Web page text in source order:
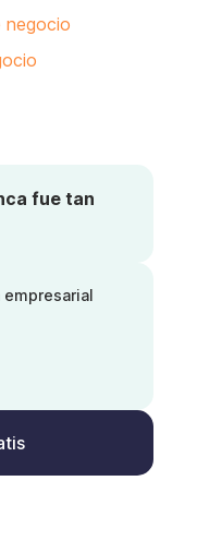
negocio
fue tan
empresarial